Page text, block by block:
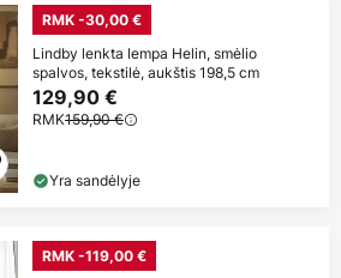
RMK -30,00 €
Lindby lenkta lempa Helin, smėlio
spalvos, tekstilė, aukštis 198,5 cm
129,90 €
RMK159,90 €
Yra sandėlyje
RMK -119,00 €